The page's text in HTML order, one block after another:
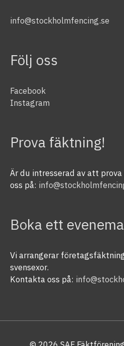
info@stockholmfencing.se
Följ oss
Facebook
Instagram
Prova fäktning!
Är du intresserad av att
oss på:
Boka ett
Vi arrangerar
svensexor.
Kontakta oss på: